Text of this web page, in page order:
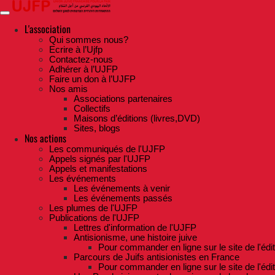
Skip
to
contentL'association
Qui sommes nous?
Ecrire à l’Ujfp
Contactez-nous
Adhérer à l’UJFP
Faire un don à l’UJFP
Nos amis
Associations partenaires
Collectifs
Maisons d’éditions (livres,DVD)
Sites, blogs
Nos actions
Les communiqués de l'UJFP
Appels signés par l'UJFP
Appels et manifestations
Les événements
Les événements à venir
Les événements passés
Les plumes de l'UJFP
Publications de l'UJFP
Lettres d'information de l'UJFP
Antisionisme, une histoire juive
Pour commander en ligne sur le site de
Parcours de Juifs antisionistes en France
Pour commander en ligne sur le site de